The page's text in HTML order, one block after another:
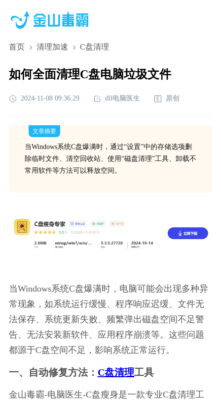
首页 清理加速 C盘清理
如何全面清理C盘电脑垃圾文件
2024-11-08 09:36:29 dll电脑医生 原创
文章摘要
当Windows系统C盘爆满时，通过“设置”中的存储选项删
除临时文件、清空回收站、使用“磁盘清理”工具、卸载不
常用软件等方法可以释放空间。
当Windows系统C盘爆满时，电脑可能会出现多种异
常现象，如系统运行缓慢、程序响应迟缓、文件无
法保存、系统更新失败、频繁弹出磁盘空间不足警
告、无法安装新软件、应用程序崩溃等。这些问题
都源于C盘空间不足，影响系统正常运行。
一、自动修复方法： C盘清理工具
金山毒霸-电脑医生-C盘瘦身是一款专业C盘清理工